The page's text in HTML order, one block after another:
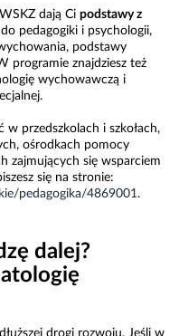
dają Ci podstawy z
pedagogiki i psychologii,
podstawy
programie znajdziesz też
wychowawczą i
przedszkolach i szkołach,
ośrodkach pomocy
zajmujących się wsparciem
się na stronie:
pedagogika/4869001 .
dalej?
drogi rozwoju. Jeśli w